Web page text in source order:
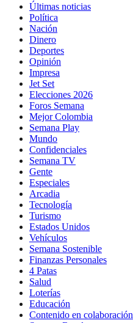
Últimas noticias
Política
Nación
Dinero
Deportes
Opinión
Impresa
Jet Set
Elecciones 2026
Foros Semana
Mejor Colombia
Semana Play
Mundo
Confidenciales
Semana TV
Gente
Especiales
Arcadia
Tecnología
Turismo
Estados Unidos
Vehículos
Semana Sostenible
Finanzas Personales
4 Patas
Salud
Loterías
Educación
Contenido en colaboración